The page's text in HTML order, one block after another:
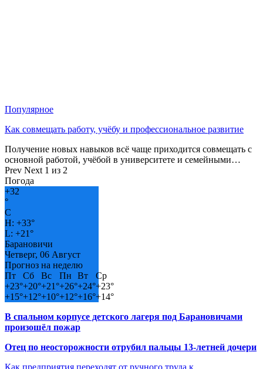
Популярное
Как совмещать работу, учёбу и профессиональное развитие
Получение новых навыков всё чаще приходится совмещать с
основной работой, учёбой в университете и семейными…
Prev Next 1 из 2
Погода
+32
°
C
H: +33°
L: +21°
Барановичи
Четверг, 06 Август
Прогноз на неделю
Пт
Сб Вс Пн Вт
Ср
+23°+20°+21°+26°+24°+23°
+15°+12°+10°+12°+16°+14°
В спальном корпусе детского лагеря под Барановичами
произошёл пожар
Отец по неосторожности отрубил пальцы 13-летней дочери
Как предприятия переходят от ручного труда к